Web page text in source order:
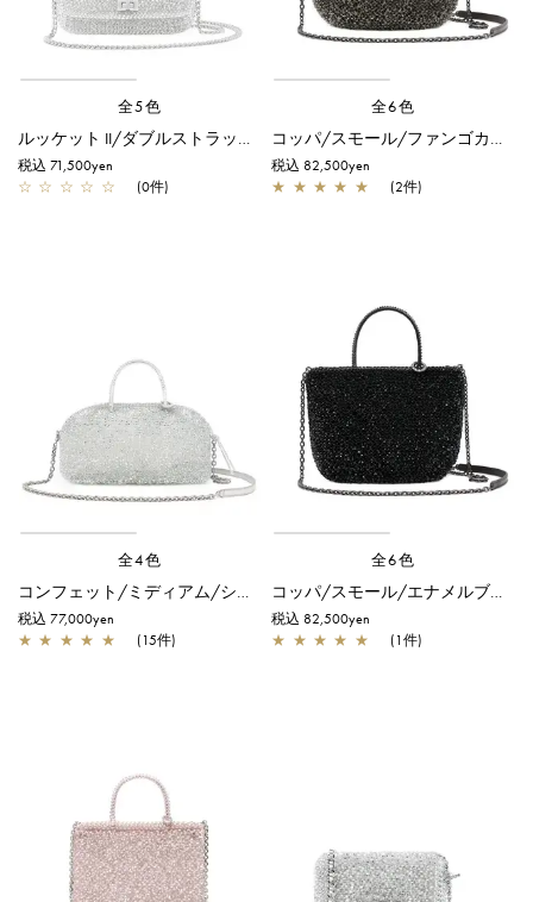
全5色
ルッケット II/ダブルストラップ/シルバー
税込 71,500yen
☆ ☆ ☆ ☆ ☆ (0件)
全6色
コッパ/スモール/ファンゴカーキ ドッピオ
税込 82,500yen
★ ★ ★ ★ ★ (2件)
全4色
コンフェット/ミディアム/シルバー
税込 77,000yen
★ ★ ★ ★ ★ (15件)
全6色
コッパ/スモール/エナメルブラック
税込 82,500yen
★ ★ ★ ★ ★ (1件)